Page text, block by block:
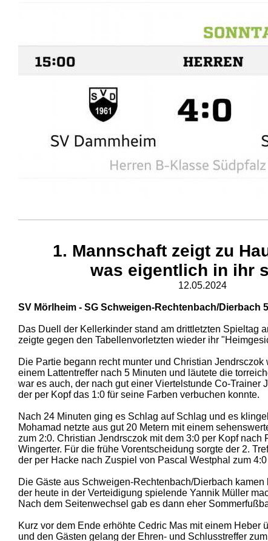
1. Mannschaft zeigt zu
was eigentlich in ihr
12.05.2024
SV Mörlheim - SG Schweigen-Rechtenbach/Dierbach
Das Duell der Kellerkinder stand am drittletzten Spieltag
zeigte gegen den Tabellenvorletzten wieder ihr
Die Partie begann recht munter und Christian
einem Lattentreffer nach 5 Minuten und läutete die
war es auch, der nach gut einer Viertelstunde Co-Trainer
der per Kopf das 1:0 für seine Farben verbuchen konnte.
Nach 24 Minuten ging es Schlag auf Schlag und es
Mohamad netzte aus gut 20 Metern mit einem
zum 2:0. Christian Jendrsczok mit dem 3:0 per Kopf nach
Wingerter. Für die frühe Vorentscheidung sorgte der 2.
der per Hacke nach Zuspiel von Pascal Westphal zum
Die Gäste aus Schweigen-Rechtenbach/Dierbach kamen
der heute in der Verteidigung spielende Yannik Müller
Nach dem Seitenwechsel gab es dann eher
Kurz vor dem Ende erhöhte Cedric Mas mit einem Heber
und den Gästen gelang der Ehren- und Schlusstreffer